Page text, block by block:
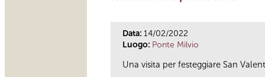
Data: 14/02/2022
Luogo: Ponte Milvio
Una visita per festeggiare San